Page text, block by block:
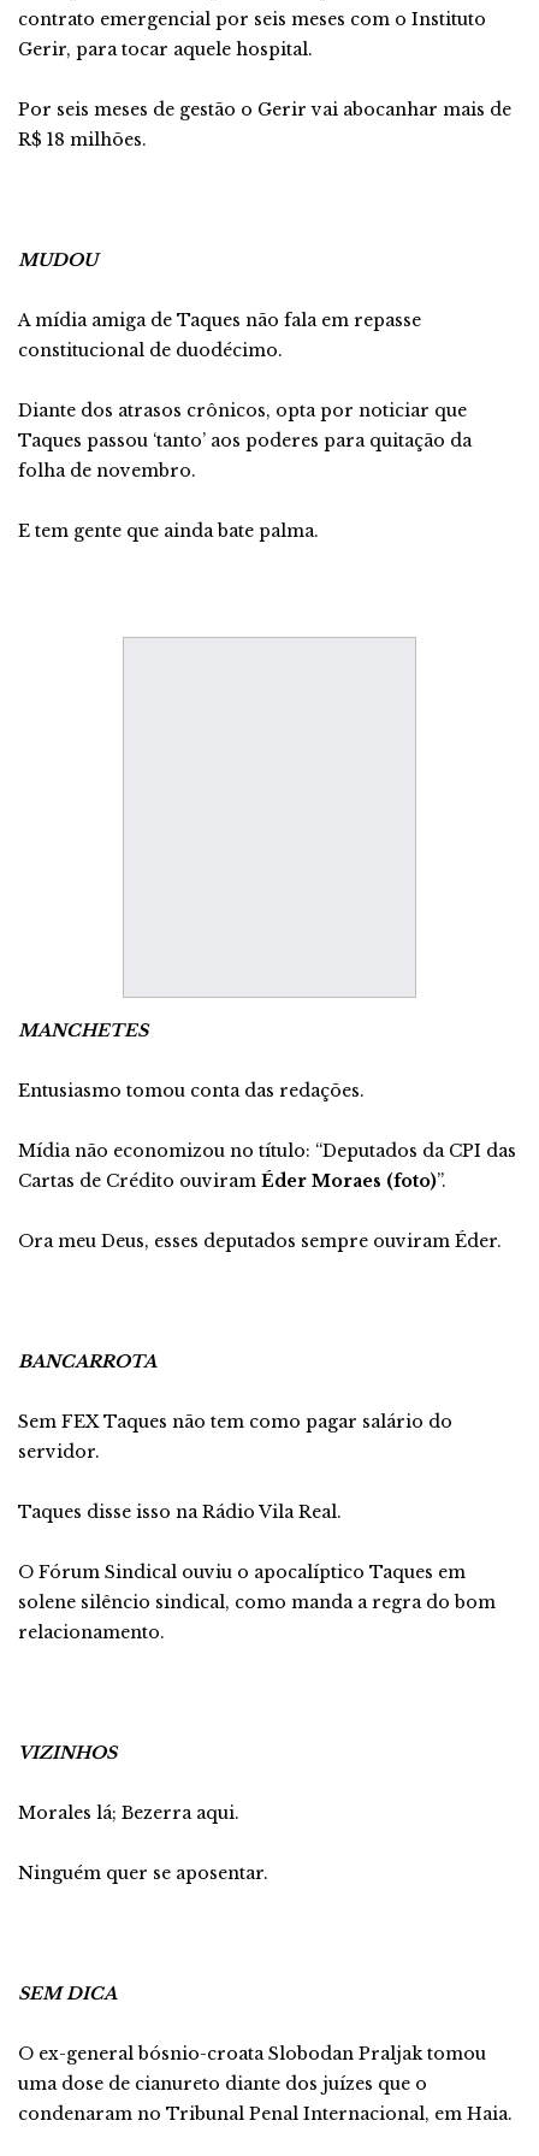
contrato emergencial por seis meses com o Instituto
Gerir, para tocar aquele hospital.
Por seis meses de gestão o Gerir vai abocanhar mais de
R$ 18 milhões.
MUDOU
A mídia amiga de Taques não fala em repasse
constitucional de duodécimo.
Diante dos atrasos crônicos, opta por noticiar que
Taques passou ‘tanto’ aos poderes para quitação da
folha de novembro.
E tem gente que ainda bate palma.
MANCHETES
Entusiasmo tomou conta das redações.
Mídia não economizou no título: “Deputados da CPI das
Cartas de Crédito ouviram Éder Moraes (foto)”.
Ora meu Deus, esses deputados sempre ouviram Éder.
BANCARROTA
Sem FEX Taques não tem como pagar salário do
servidor.
Taques disse isso na Rádio Vila Real.
O Fórum Sindical ouviu o apocalíptico Taques em
solene silêncio sindical, como manda a regra do bom
relacionamento.
VIZINHOS
Morales lá; Bezerra aqui.
Ninguém quer se aposentar.
SEM DICA
O ex-general bósnio-croata Slobodan Praljak tomou
uma dose de cianureto diante dos juízes que o
condenaram no Tribunal Penal Internacional, em Haia.